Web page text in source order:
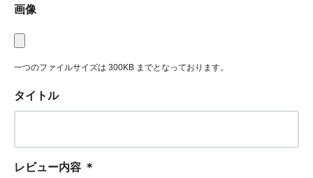
画像
一つのファイルサイズは 300KB までとなっております。
タイトル
レビュー内容 ＊